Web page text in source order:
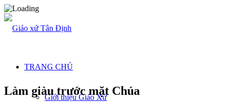
TRANG CHỦ
Giới thiệu Giáo Xứ
Làm giàu trước mặt Chúa